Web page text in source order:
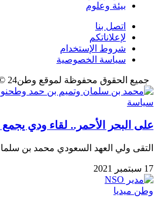
بيئة وعلوم
اتصل بنا
لإعلاناتكم
شروط الإستخدام
سياسة الخصوصية
جميع الحقوق محفوظة لموقع وطن24 © 2025
سياسة
على البحر الأحمر.. لقاء ودي
التقى ولي العهد السعودي محمد بن
17 سبتمبر 2021
وطن ميديا